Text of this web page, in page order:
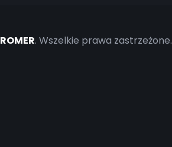
ROMER. Wszelkie prawa zastrzeżone.